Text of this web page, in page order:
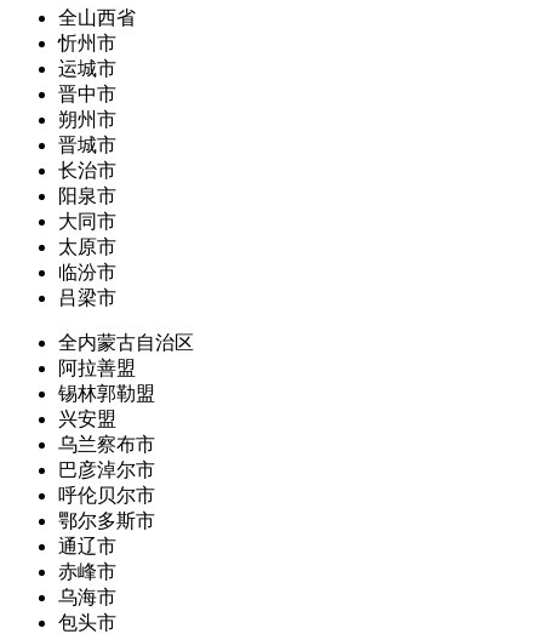
全山西省
忻州市
运城市
晋中市
朔州市
晋城市
长治市
阳泉市
大同市
太原市
临汾市
吕梁市
全内蒙古自治区
阿拉善盟
锡林郭勒盟
兴安盟
乌兰察布市
巴彦淖尔市
呼伦贝尔市
鄂尔多斯市
通辽市
赤峰市
乌海市
包头市